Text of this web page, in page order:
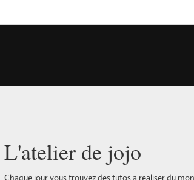
L'atelier de jojo
Chaque jour vous trouvez des tutos a realiser du